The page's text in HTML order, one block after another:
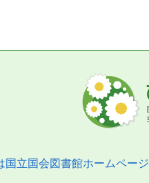
国立国会図書館ホームページ